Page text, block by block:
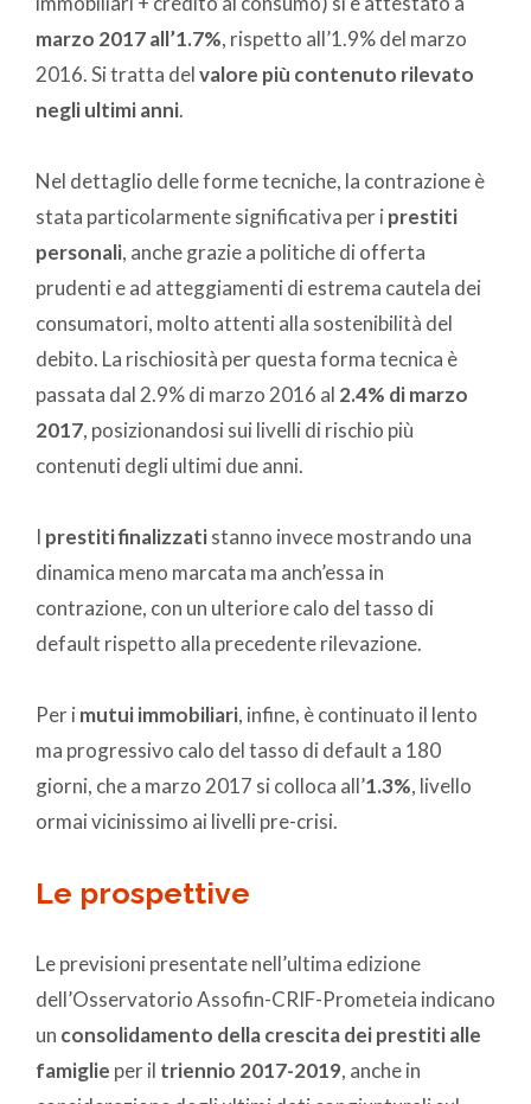
marzo 2017all’1.7%, rispetto all’1.9% del marzo
2016. Si tratta delvalore più contenuto rilevato
negli ultimi anni.
Nel dettaglio delle forme tecniche, la contrazione è
stata particolarmente significativa per i prestiti
personali, anche grazie a politiche di offerta
prudenti e ad atteggiamenti di estrema cautela dei
consumatori, molto attenti alla sostenibilità del
debito. La rischiosità per questa forma tecnica è
passata dal 2.9% di marzo 2016 al 2.4% di marzo
2017, posizionandosi sui livelli di rischio più
contenuti degli ultimi due anni.
I prestiti finalizzatistanno invece mostrando una
dinamica meno marcata ma anch’essa in
contrazione, con un ulteriore calo del tasso di
default rispetto alla precedente rilevazione.
Per i mutui immobiliari, infine, è continuato il lento
ma progressivo calo del tasso di default a 180
giorni, che a marzo 2017 si colloca all’1.3%, livello
ormai vicinissimo ai livelli pre-crisi.
Le prospettive
Le previsioni presentate nell’ultima edizione
dell’Osservatorio Assofin-CRIF-Prometeia indicano
un consolidamento della crescita dei prestiti alle
famiglie per il triennio 2017-2019, anche in